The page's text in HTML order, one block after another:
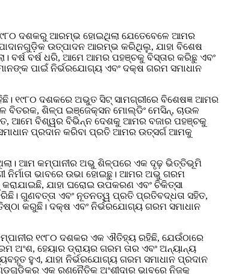
ଦଶକରୁ ଆରମ୍ଭ ହୋଇଥିଲା ଯେତେବେଳେ ଆମର
ଉତ୍ପାଦନ ଆରମ୍ଭ କରିଥିଲୁ, ଯାହା ବିଶେଷ
ବର୍ଷ ବର୍ଷ ଧରି, ଆମେ ଆମର ପହଞ୍ଚକୁ ବିସ୍ତାର କରିଛୁ ଏବଂ
ପାଇଁ ନିର୍ଭରଯୋଗ୍ୟ ଏବଂ ଦକ୍ଷ ଗରମ ସମାଧାନ
ଦଶକରେ ଅଭୁତ ସିଟ୍ ସାମଗ୍ରୀରେ ବିଶେଷଜ୍ଞ ଆମର
ଶିଳ୍ପ ଇଞ୍ଜେକ୍ସନ ମୋଲ୍ଡିଂ ମେସିନ୍, ଚାଉଳ
ଆମେ ବିଶ୍ୱର ବିଭିନ୍ନ ଦେଶକୁ ଆମର ବଜାର ପହଞ୍ଚକୁ
ପ୍ରଦାନ କରିବା ପ୍ରତି ଆମର ଉତ୍ସର୍ଗ ଆମକୁ
ଆମ କମ୍ପାନୀର ଅଭୁ ଶିଳ୍ପରେ ଏକ ଦୃଢ଼ ଭିତ୍ତିଭୂମି
ଭାବରେ ଉଭା ହୋଇଛୁ। ଆମର ଅଭୁ ଗରମ
ଯାହା ଘରୋଇ ଉପକରଣ ଏବଂ ଚିକିତ୍ସା
ଗୁଣବତ୍ତା ଏବଂ ନୂତନତ୍ୱ ପ୍ରତି ପ୍ରତିବଦ୍ଧତା ସହିତ,
କରୁଛି। ଦକ୍ଷ ଏବଂ ନିର୍ଭରଯୋଗ୍ୟ ଗରମ ସମାଧାନ
୧୯୮୦ ଦଶକର ଏକ ଐତିହ୍ୟ ରହିଛି, ଯେଉଁଠାରେ
ଅଂଶ, ହେୟାର ଡ୍ରାୟର ଗରମ ତାର ଏବଂ ଅନ୍ୟାନ୍ୟ
ହୁଏ, ଯାହା ନିର୍ଭରଯୋଗ୍ୟ ଗରମ ସମାଧାନ ପ୍ରଦାନ
ଏକ ରଣନୈତିକ ଅଂଶୀଦାର ଭାବରେ ନିଜକୁ